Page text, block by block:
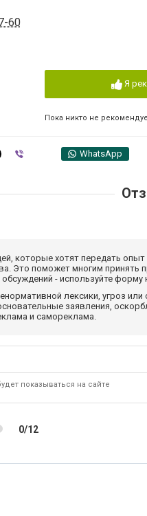
60
Я
Пока никто не
WhatsApp
которые хотят передать
Это поможет многим
- используйте
лексики, угроз
заявления,
и самореклама.
показываться на сайте
0/12